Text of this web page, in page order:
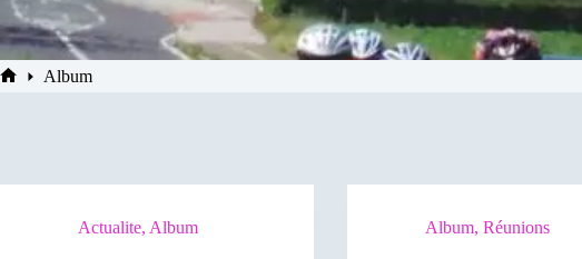
Album
Actualite, Album Album,Réunions